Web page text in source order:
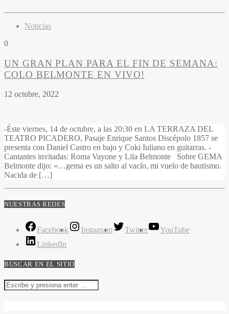
Noticias
0
UN GRAN PLAN PARA EL FIN DE SEMANA:
COLO BELMONTE EN VIVO!
12 octubre, 2022
-Éste viernes, 14 de octubre, a las 20:30 en LA TERRAZA DEL
TEATRO PICADERO, Pasaje Enrique Santos Discépolo 1857 se
presenta con Daniel Castro en bajo y Coki Iuliano en guitarras. -
Cantantes invitadas: Roma Vayone y Lila Belmonte Sobre GEMA
Belmonte dijo: «…gema es un salto al vacío, mi vuelo de bautismo.
Nacida de […]
NUESTRAS REDES
Facebook Instagram Twitter
YouTube
LinkedIn
BUSCAR EN EL SITIO